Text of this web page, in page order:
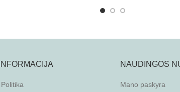
NAUDINGOS
Mano paskyra